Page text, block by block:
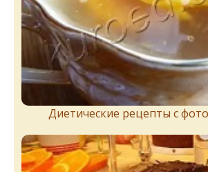
Диетические рецепты с